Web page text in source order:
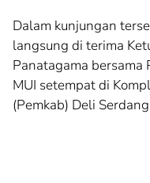
Dalam kunjungan
langsung di terima
Panatagama
MUI setempat di
(Pemkab) Deli